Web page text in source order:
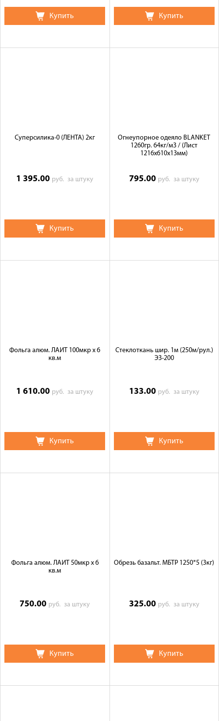
Купить Купить
Суперсилика-0 (ЛЕНТА) 2кг
1 395.00 руб.за штуку
Купить
Огнеупорное одеяло BLANKET
1260гр. 64кг/м3 / (Лист
1216х610х13мм)
795.00 руб. за штуку
Купить
Фольга алюм. ЛАЙТ 100мкр х 6
кв.м
1 610.00 руб.за штуку
Купить
Стеклоткань шир. 1м (250м/рул.)
ЭЗ-200
133.00 руб. за штуку
Купить
Фольга алюм. ЛАЙТ 50мкр х 6
кв.м
750.00 руб.за штуку
Купить
Обрезь базальт. МБТР 1250*5 (3кг)
325.00 руб. за штуку
Купить